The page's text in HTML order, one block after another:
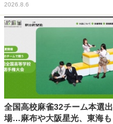
2026.8.6
全国高校麻雀32チーム本選出
場…麻布や大阪星光、東海も